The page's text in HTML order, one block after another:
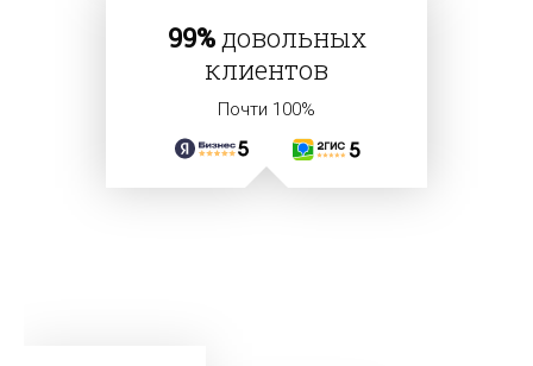
99%довольных
клиентов
Почти 100%